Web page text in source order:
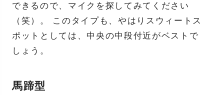
できるので、マイクを探してみてください
（笑）。 このタイプも、やはりスウィートス
ポットとしては、中央の中段付近がベストで
しょう。
馬蹄型